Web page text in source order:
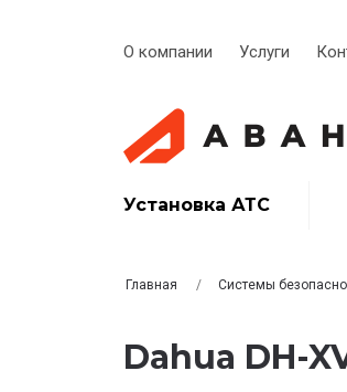
О компании Услуги
Установка АТС
Главная Системы
Dahua DH-